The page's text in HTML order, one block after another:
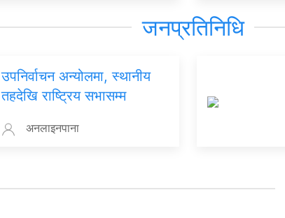
जनप्रतिनिधि
उपनिर्वाचन अन्योलमा, स्थानीय
तहदेखि राष्ट्रिय सभासम्म
अनलाइनपाना